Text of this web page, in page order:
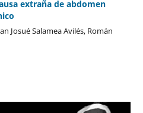
extraña de abdomen
Josué Salamea Avilés, Román